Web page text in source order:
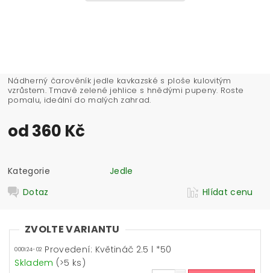
Nádherný čarověník jedle kavkazské s ploše kulovitým
vzrůstem. Tmavě zelené jehlice s hnědými pupeny. Roste
pomalu, ideální do malých zahrad.
od 360 Kč
Kategorie
Jedle
Dotaz
Hlídat cenu
ZVOLTE VARIANTU
000124-02 Provedení: Květináč 2.5 l *50
Skladem (>5 ks)